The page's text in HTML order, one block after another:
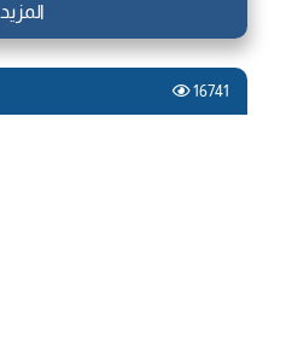
المزيد
16741